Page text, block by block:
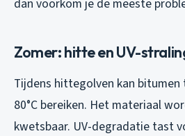
dan voorkom je de meeste
Zomer: hitte en UV-
Tijdens hittegolven kan
80°C bereiken. Het materiaal
kwetsbaar. UV-degradatie tast